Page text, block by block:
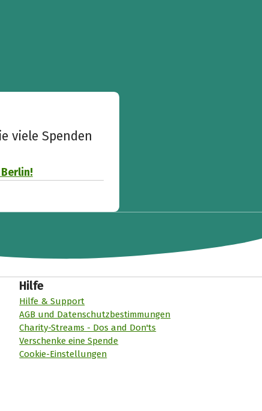
viele Spenden
Hilfe
Hilfe & Support
AGB und Datenschutzbestimmungen
Charity-Streams - Dos and Don'ts
Verschenke eine Spende
Cookie-Einstellungen